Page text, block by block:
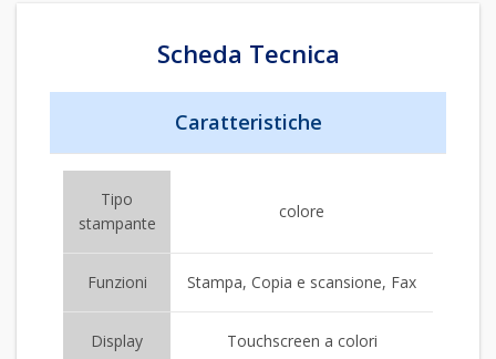
Scheda Tecnica
Caratteristiche
Tipo
stampante
colore
Funzioni Stampa, Copia e scansione, Fax
Display Touchscreen a colori